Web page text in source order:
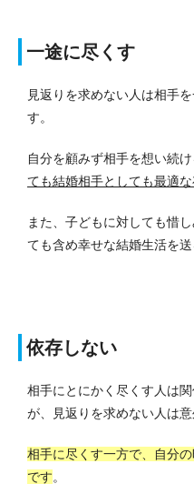
一途に尽くす
見返りを求めない人は相手
す。
自分を顧みず相手を想い続け
ても結婚相手としても最適
また、子どもに対しても惜
ても含め幸せな結婚生活を
依存しない
相手にとにかく尽くす人は
が、見返りを求めない人は
相手に尽くす一方で、自分
です。